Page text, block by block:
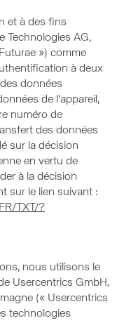
et à des fins
Technologies AG,
») comme
à deux
données
de l'appareil,
numéro de
des données
sur la décision
en vertu de
à la décision
sur le lien suivant :
TXT/?
nous utilisons le
Usercentrics GmbH,
(« Usercentrics
technologies